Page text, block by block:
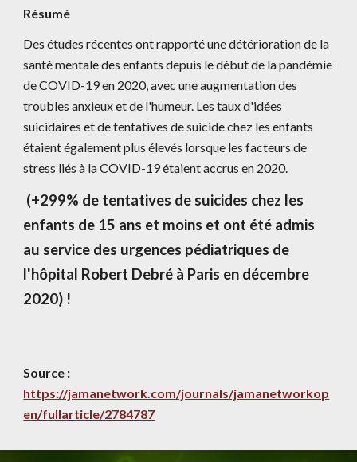
Résumé
Des études récentes ont rapporté une détérioration de la
santé mentale des enfants depuis le début de la pandémie
de COVID-19 en 2020, avec une augmentation des
troubles anxieux et de l'humeur. Les taux d'idées
suicidaires et de tentatives de suicide chez les enfants
étaient également plus élevés lorsque les facteurs de
stress liés à la COVID-19 étaient accrus en 2020.
(+299% de tentatives de suicides chez les
enfants de 15 ans et moins et ont été admis
au service des urgences pédiatriques de
l'hôpital Robert Debré à Paris en décembre
2020) !
https://jamanetwork.com/journals/jamanetworkop
en/fullarticle/2784787